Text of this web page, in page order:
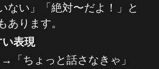
ない」「絶対〜だよ！」と
あります。
い表現
→「ちょっと話さなきゃ」